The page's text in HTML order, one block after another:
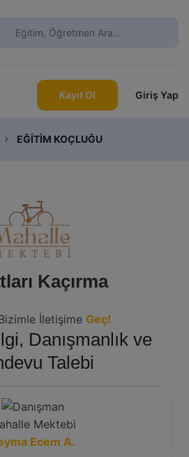
Kayıt Ol Giriş Yap
EĞİTİM KOÇLUĞU
Kaçırma
İletişime Geç!
Danışmanlık ve
Talebi
Mektebi
Ecem A.